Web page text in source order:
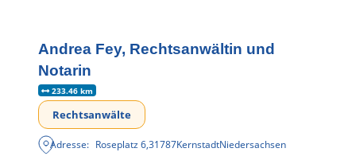
Andrea Fey, Rechtsanwältin und
Notarin
233.46 km
Rechtsanwälte
Adresse: Roseplatz 6,31787KernstadtNiedersachsen